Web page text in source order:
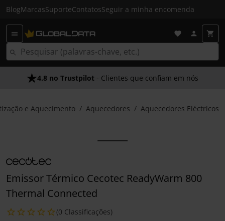
BlogMarcasSuporteContatosSeguir a minha encomenda
4.8 no Trustpilot - Clientes que confiam em nós
e Aquecimento Aquecedores Aquecedores Eléctricos
Emissor Térmico Cecotec ReadyWarm 800
Thermal Connected
(0 Classificações)